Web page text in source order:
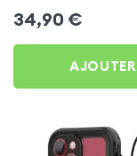
Protection Écran,
Redpepper - Noir
34,90 €
AJOUTER